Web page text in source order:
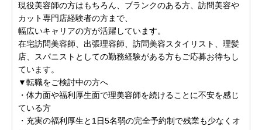
現役美容師の方はもちろん、ブランクのある方、訪問美容や
カット専門店経験者の方まで、
幅広いキャリアの方が活躍しています。
在宅訪問美容師、出張理容師、訪問美容スタイリスト、理髪
店、スパニストとしての勤務経験がある方もご応募お待ちし
ています。
▼転職をご検討中の方へ
・体力面や福利厚生面で理美容師を続けることに不安を感じ
ている方
・充実の福利厚生と1日5名弱の完全予約制で残業も少なくオ